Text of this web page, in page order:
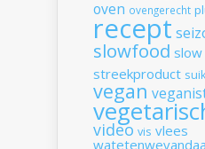
oven ovengerecht
recept
slowfood
streekproduct
vegan
video vis vlees